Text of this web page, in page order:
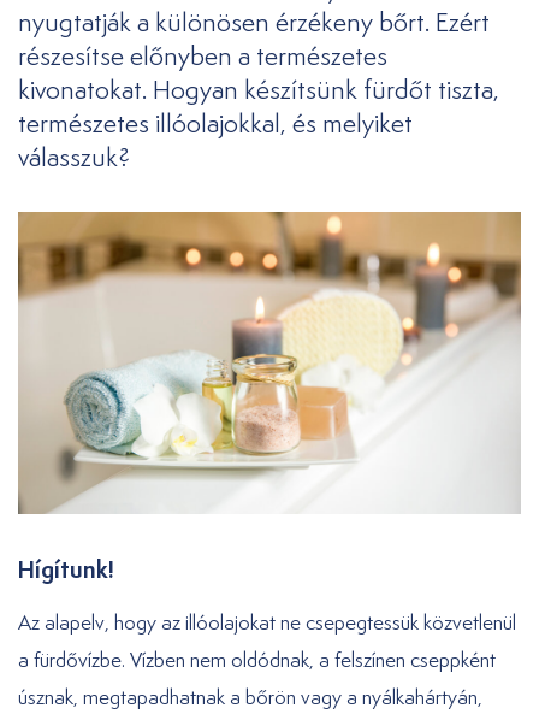
nyugtatják a különösen érzékeny bőrt. Ezért
részesítse előnyben a természetes
kivonatokat. Hogyan készítsünk fürdőt tiszta,
természetes illóolajokkal, és melyiket
válasszuk?
Hígítunk!
Az alapelv, hogy az illóolajokat ne csepegtessük közvetlenül
a fürdővízbe. Vízben nem oldódnak, a felszínen cseppként
úsznak, megtapadhatnak a bőrön vagy a nyálkahártyán,